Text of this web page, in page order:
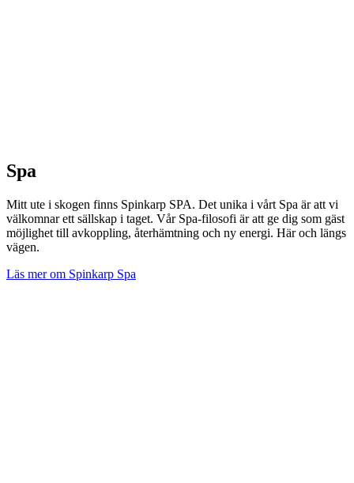
Spa
Mitt ute i skogen finns Spinkarp SPA. Det unika i vårt Spa är att vi
välkomnar ett sällskap i taget. Vår Spa-filosofi är att ge dig som gäst
möjlighet till avkoppling, återhämtning och ny energi. Här och längs
vägen.
Läs mer om Spinkarp Spa